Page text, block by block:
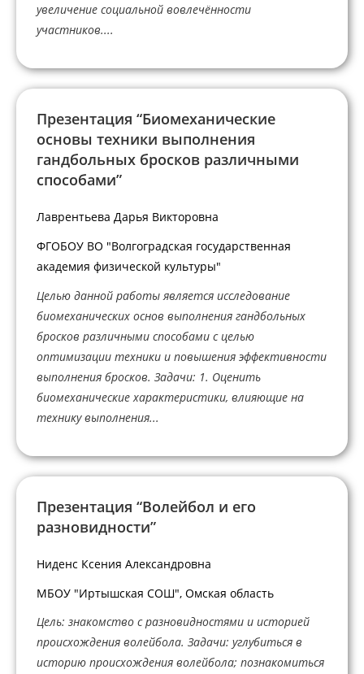
увеличение социальной вовлечённости
участников....
Презентация “Биомеханические
основы техники выполнения
гандбольных бросков различными
способами”
Лаврентьева Дарья Викторовна
ФГОБОУ ВО "Волгоградская государственная
академия физической культуры"
Целью данной работы является исследование
биомеханических основ выполнения гандбольных
бросков различными способами с целью
оптимизации техники и повышения эффективности
выполнения бросков. Задачи: 1. Оценить
биомеханические характеристики, влияющие на
технику выполнения...
Презентация “Волейбол и его
разновидности”
Ниденс Ксения Александровна
МБОУ "Иртышская СОШ", Омская область
Цель: знакомство с разновидностями и историей
происхождения волейбола. Задачи: углубиться в
историю происхождения волейбола; познакомиться